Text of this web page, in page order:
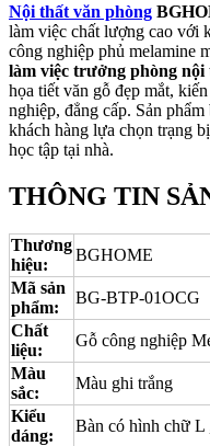
Nội thất văn phòng
làm việc chất lượng cao với
công nghiệp phủ melamine
làm việc trưởng phòng nội
họa tiết văn gỗ đẹp mắt,
nghiệp, đẳng cấp. Sản phẩm
khách hàng lựa chọn trạng
học tập tại nhà.
THÔNG TIN
Thương
hiệu:
BGHOME
Mã sản
phẩm:
BG-BTP-01OCG
Chất
liệu:
Gỗ công nghiệp
Màu
sắc:
Màu ghi trắng
Kiểu
dáng:
Bàn có hình chữ L